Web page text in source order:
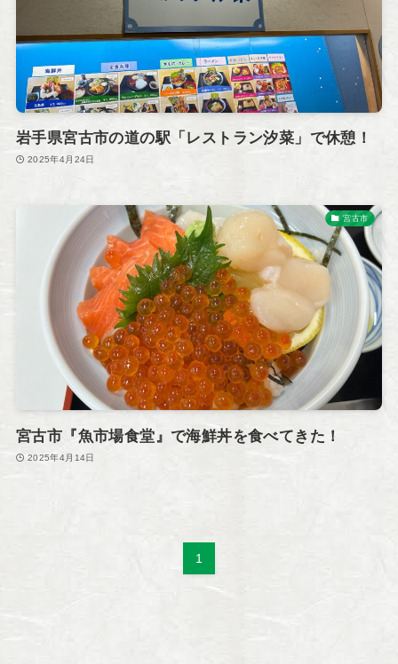
岩手県宮古市の道の駅「レストラン汐菜」で休憩！
2025年4月24日
宮古市
宮古市『魚市場食堂』で海鮮丼を食べてきた！
2025年4月14日
1